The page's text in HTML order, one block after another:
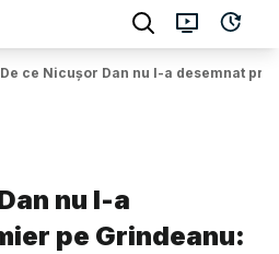
De ce Nicușor Dan nu l-a desemnat
nu l-a
pe Grindeanu: